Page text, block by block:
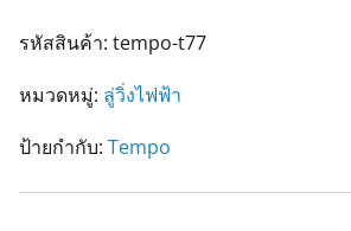
รหัสสินค้า: tempo-t77
หมวดหมู่: ลู่วิ่งไฟฟ้า
ป้ายกำกับ: Tempo